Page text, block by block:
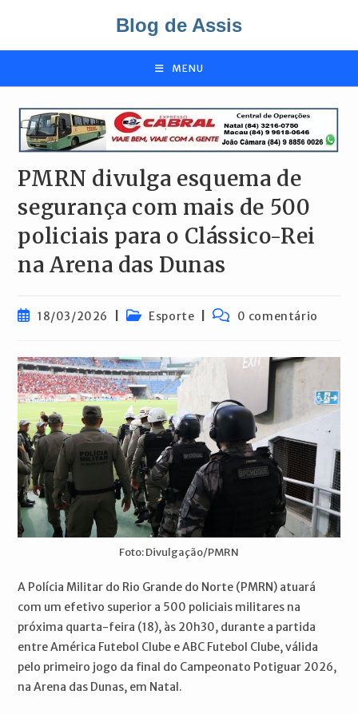
o
Blog de Assis
MENU
PMRN divulga esquema de
segurança com mais de 500
policiais para o Clássico-Rei
na Arena das Dunas
Post18/03/2026
Categoria
Esporte
Comentários
0 comentário
Foto: Divulgação/PMRN
A Polícia Militar do Rio Grande do Norte (PMRN) atuará
com um efetivo superior a 500 policiais militares na
próxima quarta-feira (18), às 20h30, durante a partida
entre América Futebol Clube e ABC Futebol Clube, válida
pelo primeiro jogo da final do Campeonato Potiguar 2026,
na Arena das Dunas, em Natal.